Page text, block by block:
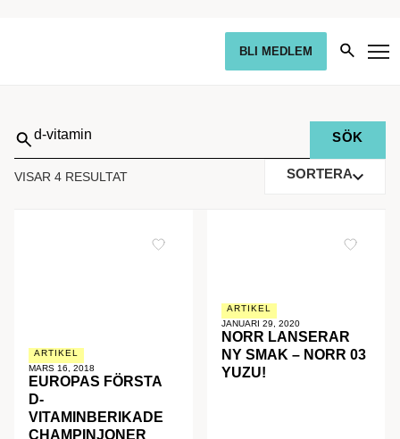
BLI MEDLEM
Sök
på:
VISAR 4 RESULTAT SORTERA
ARTIKEL
MARS 16, 2018
EUROPAS FÖRSTA
D-
VITAMINBERIKADE
CHAMPINJONER
ARTIKEL
JANUARI 29, 2020
NORR LANSERAR
NY SMAK – NORR 03
YUZU!